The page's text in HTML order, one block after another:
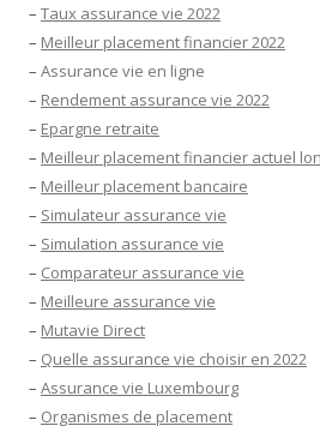
– Taux assurance vie 2022
– Meilleur placement financier 2022
– Assurance vie en ligne
– Rendement assurance vie 2022
– Epargne retraite
– Meilleur placement financier actuel
– Meilleur placement bancaire
– Simulateur assurance vie
– Simulation assurance vie
– Comparateur assurance vie
– Meilleure assurance vie
– Mutavie Direct
– Quelle assurance vie choisir en 2022
– Assurance vie Luxembourg
– Organismes de placement